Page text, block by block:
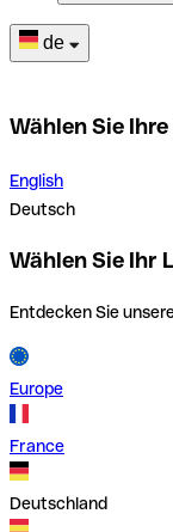
de
Wählen Sie
English
Deutsch
Wählen Sie Ihr
Entdecken Sie
Europe
France
Deutschland